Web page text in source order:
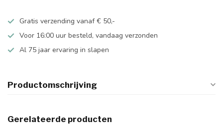
Gratis verzending vanaf € 50,-
Voor 16:00 uur besteld, vandaag verzonden
Al 75 jaar ervaring in slapen
Productomschrijving
Gerelateerde producten